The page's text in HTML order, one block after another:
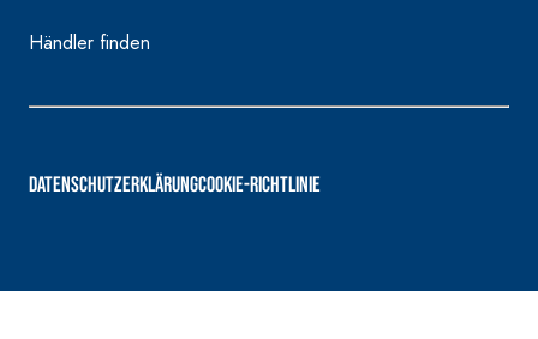
Händler finden
DATENSCHUTZERKLÄRUNGCOOKIE-RICHTLINIE